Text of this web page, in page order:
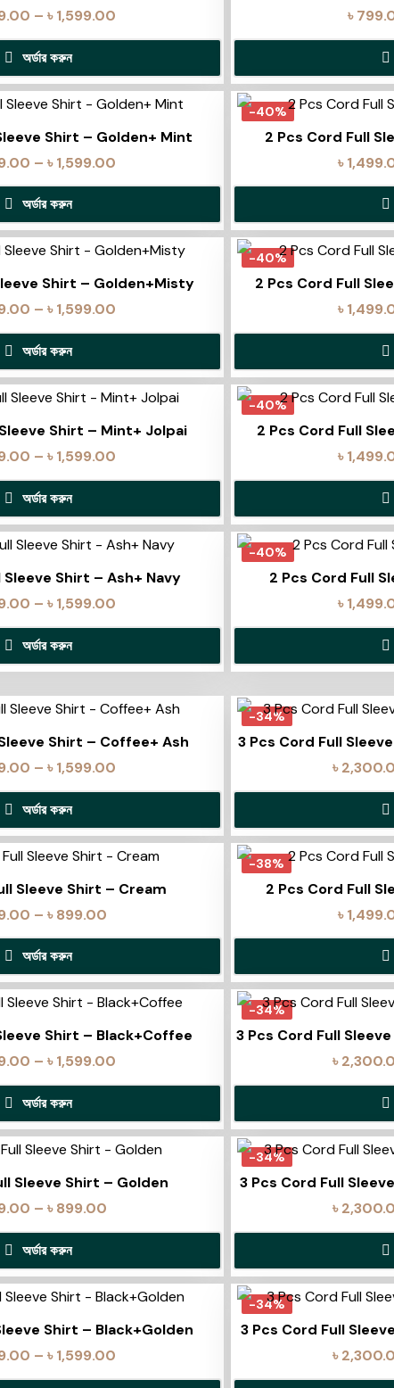
– ৳1,599.00
অর্ডার করুন
৳
Shirt – Golden+ Mint
– ৳1,599.00
অর্ডার করুন
-40%
2 Pcs Cord Full
৳
Shirt – Golden+Misty
– ৳1,599.00
অর্ডার করুন
-40%
2 Pcs Cord Full
৳
Shirt – Mint+ Jolpai
– ৳1,599.00
অর্ডার করুন
-40%
2 Pcs Cord Full
৳
Sleeve Shirt – Ash+ Navy
– ৳1,599.00
অর্ডার করুন
-40%
2 Pcs Cord Full
৳
Shirt – Coffee+ Ash
– ৳1,599.00
অর্ডার করুন
-34%
3 Pcs Cord Full
৳
Sleeve Shirt – Cream
– ৳899.00
অর্ডার করুন
-38%
2 Pcs Cord Full
৳
Shirt – Black+Coffee
– ৳1,599.00
অর্ডার করুন
-34%
3 Pcs Cord Full
৳
Sleeve Shirt – Golden
– ৳899.00
অর্ডার করুন
-34%
3 Pcs Cord Full
৳
Shirt – Black+Golden
– ৳1,599.00
-34%
3 Pcs Cord Full
৳